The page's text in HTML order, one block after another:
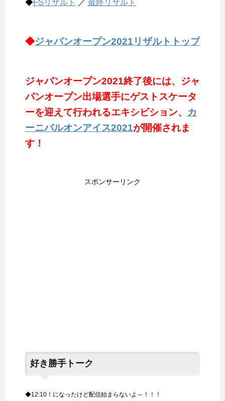
◆FSリザルト ／ 最終リザルト
◆ジャパンオープン2021リザルトトップ
ジャパンオープン2021終了後には、ジャ
パンオープン出場選手にゲストスケータ
ーを迎えて行われるエキシビション、 カ
ーニバルオンアイス2021が開催されま
す！
スポンサーリンク
好き勝手トーク
◆12:10！になったけど配信始まらないよ～！！！